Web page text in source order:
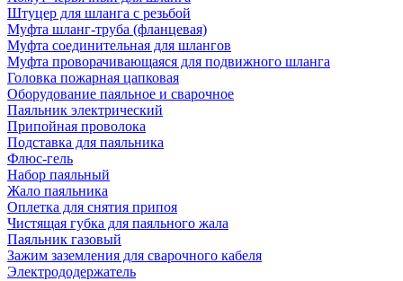
Штуцер для шланга с резьбой
Муфта шланг-труба (фланцевая)
Муфта соединительная для шлангов
Муфта проворачивающаяся для подвижного шланга
Головка пожарная цапковая
Оборудование паяльное и сварочное
Паяльник электрический
Припойная проволока
Подставка для паяльника
Флюс-гель
Набор паяльный
Жало паяльника
Оплетка для снятия припоя
Чистящая губка для паяльного жала
Паяльник газовый
Зажим заземления для сварочного кабеля
Электрододержатель